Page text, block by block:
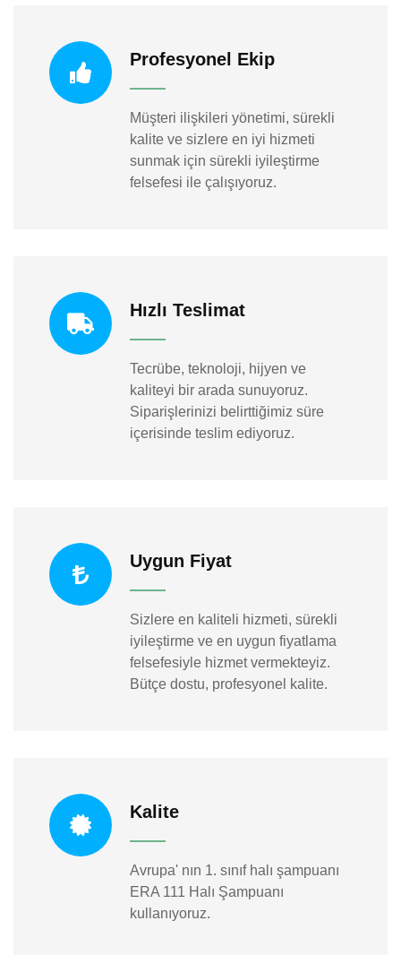
Profesyonel Ekip
Müşteri ilişkileri yönetimi, sürekli
kalite ve sizlere en iyi hizmeti
sunmak için sürekli iyileştirme
felsefesi ile çalışıyoruz.
Hızlı Teslimat
Tecrübe, teknoloji, hijyen ve
kaliteyi bir arada sunuyoruz.
Siparişlerinizi belirttiğimiz süre
içerisinde teslim ediyoruz.
Uygun Fiyat
Sizlere en kaliteli hizmeti, sürekli
iyileştirme ve en uygun fiyatlama
felsefesiyle hizmet vermekteyiz.
Bütçe dostu, profesyonel kalite.
Kalite
Avrupa' nın 1. sınıf halı şampuanı
ERA 111 Halı Şampuanı
kullanıyoruz.